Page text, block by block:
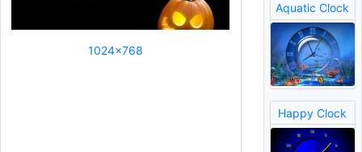
1024x768
Aquatic Clock
Happy Clock